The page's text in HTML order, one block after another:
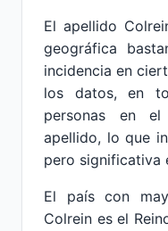
El apellido
geográfica
incidencia en
los datos, en
personas en
apellido, lo que
pero significativa
El país con
Colrein es el